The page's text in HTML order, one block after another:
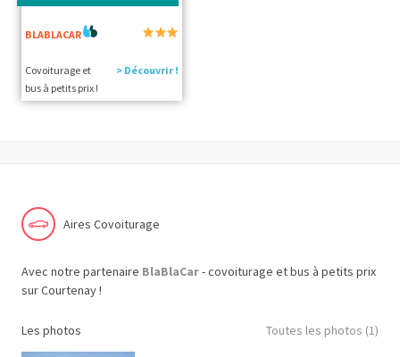
BLABLACAR
Covoiturage et
bus à petits prix !
> Découvrir !
Aires Covoiturage
Avec notre partenaire BlaBlaCar- covoiturage et bus à petits prix
sur Courtenay !
Les photos Toutes les photos (1)